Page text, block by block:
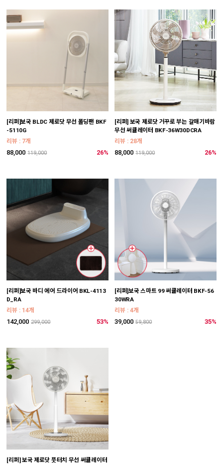
[리퍼]보국 BLDC 제로닷 무선 폴딩팬 BKF
-5110G
리뷰 : 7개
88,000 119,000 26%
[리퍼] 보국 제로닷 거꾸로 부는 갈매기바람
무선 써큘레이터 BKF-36W30DCRA
리뷰 : 28개
88,000 119,000 26%
[리퍼]보국 바디 에어 드라이어 BKL-4113
D_RA
리뷰 : 14개
142,000 299,000 53%
[리퍼]보국 스마트 99 써큘레이터 BKF-56
30WRA
리뷰 : 4개
39,000 59,800 35%
[리퍼] 보국 제로닷 풋터치 무선 써큘레이터